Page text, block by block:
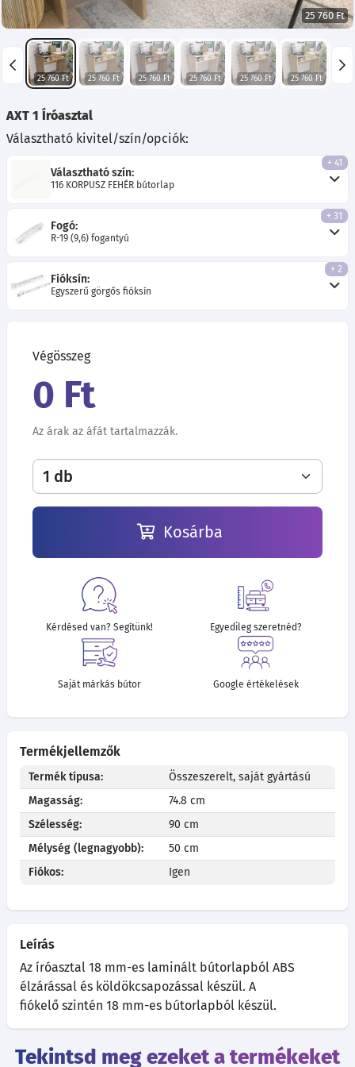
25 760 Ft
25 760 Ft 25 760 Ft 25 760 Ft 25 760 Ft 25 760 Ft 25 760 Ft
AXT 1 Íróasztal
Választható kivitel/szín/opciók:
Választható szín:
116 KORPUSZ FEHÉR bútorlap
+ 41
Fogó:
R-19 (9,6) fogantyú
+ 31
Fióksín:
Egyszerű görgős fióksín
+ 2
Végösszeg
0 Ft
Az árak az áfát tartalmazzák.
Kosárba
Kérdésed van? Segítünk! Egyedileg szeretnéd?
Saját márkás bútor Google értékelések
Termékjellemzők
Termék típusa:
Összeszerelt, saját gyártású
Magasság:
74.8 cm
Szélesség:
90 cm
Mélység (legnagyobb):
50 cm
Fiókos:
Igen
Leírás
Az íróasztal 18 mm-es laminált bútorlapból ABS
élzárással és köldökcsapozással készül. A
fiókelő szintén 18 mm-es bútorlapból készül.
Tekintsd meg ezeket a termékeket